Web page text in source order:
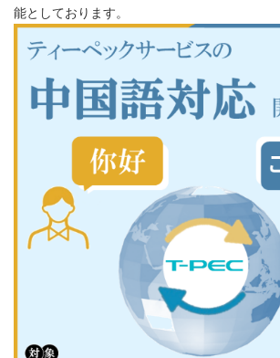
能としております。